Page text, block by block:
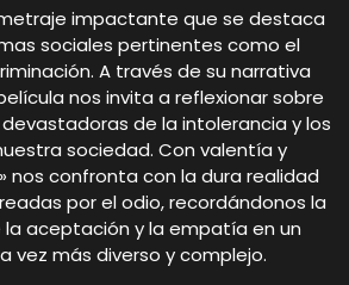
impactante que se destaca
sociales pertinentes como el
A través de su narrativa
nos invita a reflexionar sobre
de la intolerancia y los
sociedad. Con valentía y
nos confronta con la dura realidad
por el odio, recordándonos la
aceptación y la empatía en un
vez más diverso y complejo.